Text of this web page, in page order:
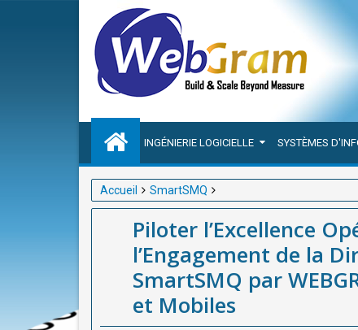
INGÉNIERIE LOGICIELLE SYSTÈMES
Accueil
SmartSMQ
Piloter l’Excellence Opérationnelle en Afrique :
WEBGRAM, Numéro 1 des Solutions Web et
Piloter l’Excellence
l’Engagement de la
SmartSMQ par
et Mobiles